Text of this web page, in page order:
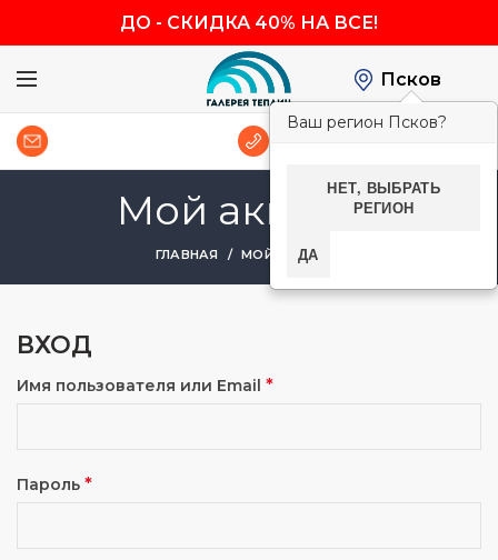
ДО - СКИДКА 40% НА ВСЕ!
Псков
Ваш регион Псков?
НЕТ, ВЫБРАТЬ
РЕГИОН
ДА
Мой аккаунт
ГЛАВНАЯ МОЙ АККАУНТ
ВХОД
Имя пользователя или Email *
Пароль *